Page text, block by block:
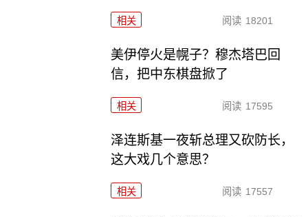
相关 阅读 18201
美伊停火是幌子？穆杰塔巴回
信，把中东棋盘掀了
相关 阅读 17595
泽连斯基一夜斩总理又砍防长，
这大戏几个意思？
相关 阅读 17557